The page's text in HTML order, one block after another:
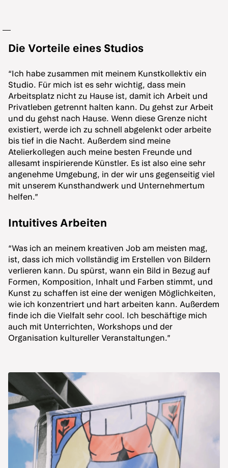
Die Vorteile eines Studios
“Ich habe zusammen mit meinem Kunstkollektiv ein
Studio. Für mich ist es sehr wichtig, dass mein
Arbeitsplatz nicht zu Hause ist, damit ich Arbeit und
Privatleben getrennt halten kann. Du gehst zur Arbeit
und du gehst nach Hause. Wenn diese Grenze nicht
existiert, werde ich zu schnell abgelenkt oder arbeite
bis tief in die Nacht. Außerdem sind meine
Atelierkollegen auch meine besten Freunde und
allesamt inspirierende Künstler. Es ist also eine sehr
angenehme Umgebung, in der wir uns gegenseitig viel
mit unserem Kunsthandwerk und Unternehmertum
helfen.”
Intuitives Arbeiten
“Was ich an meinem kreativen Job am meisten mag,
ist, dass ich mich vollständig im Erstellen von Bildern
verlieren kann. Du spürst, wann ein Bild in Bezug auf
Formen, Komposition, Inhalt und Farben stimmt, und
Kunst zu schaffen ist eine der wenigen Möglichkeiten,
wie ich konzentriert und hart arbeiten kann. Außerdem
finde ich die Vielfalt sehr cool. Ich beschäftige mich
auch mit Unterrichten, Workshops und der
Organisation kultureller Veranstaltungen.”